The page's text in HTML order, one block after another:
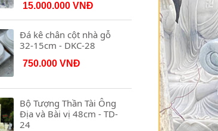
15.000.000 VNĐ
Đá kê chân cột nhà gỗ
32-15cm - DKC-28
750.000 VNĐ
Bộ Tượng Thần Tài Ông
Địa và Bài vị 48cm - TD-
24